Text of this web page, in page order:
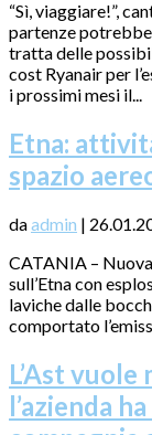
“Sì, viaggiare!”,
partenze
tratta delle
cost Ryanair per
i prossimi mesi il...
Etna:
spazio
daadmin |
CATANIA –
sull’Etna con
laviche dalle
comportato
L’Ast
l’azienda